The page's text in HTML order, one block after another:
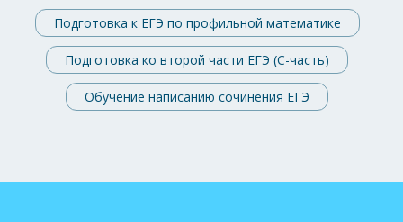
Подготовка к ЕГЭ по профильной математике
Подготовка ко второй части ЕГЭ (C-часть)
Обучение написанию сочинения ЕГЭ